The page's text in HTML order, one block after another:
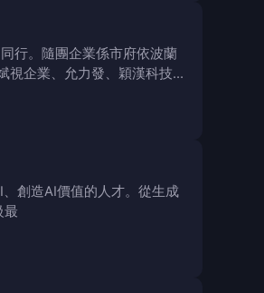
行。隨團企業係市府依波蘭
視企業、允力發、穎漢科技及
創造AI價值的人才。從生成
最